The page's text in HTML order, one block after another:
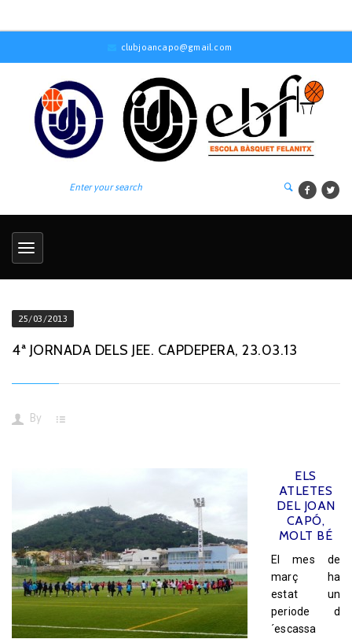
clubjoancapo@gmail.com
25/03/2013
4ª JORNADA DELS JEE. CAPDEPERA, 23.03.13
By
ELS
ATLETES
DEL JOAN
CAPÓ,
MOLT BÉ
El mes de
març ha
estat un
periode d
´escassa